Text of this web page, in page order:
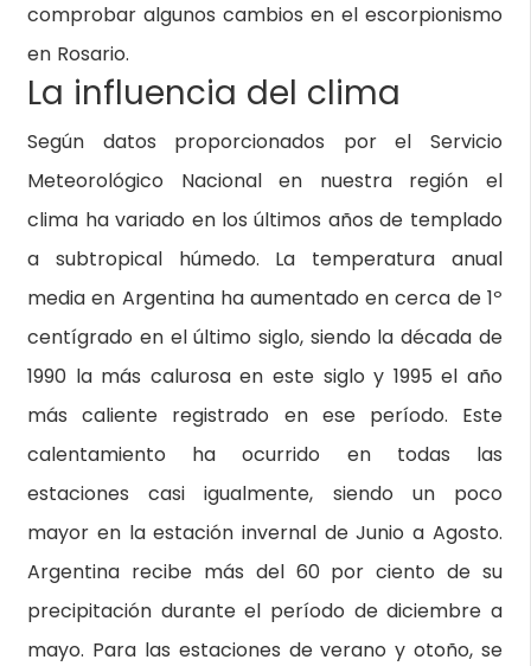
comprobar algunos cambios en el escorpionismo
en Rosario.
La influencia del clima
Según datos proporcionados por el Servicio
Meteorológico Nacional en nuestra región el
clima ha variado en los últimos años de templado
a subtropical húmedo. La temperatura anual
media en Argentina ha aumentado en cerca de 1º
centígrado en el último siglo, siendo la década de
1990 la más calurosa en este siglo y 1995 el año
más caliente registrado en ese período. Este
calentamiento ha ocurrido en todas las
estaciones casi igualmente, siendo un poco
mayor en la estación invernal de Junio a Agosto.
Argentina recibe más del 60 por ciento de su
precipitación durante el período de diciembre a
mayo. Para las estaciones de verano y otoño, se